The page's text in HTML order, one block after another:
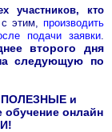
участников, кто
этим, производить
подачи заявки
второго дня
следующую по
ПОЛЕЗНЫЕ и
онлайн